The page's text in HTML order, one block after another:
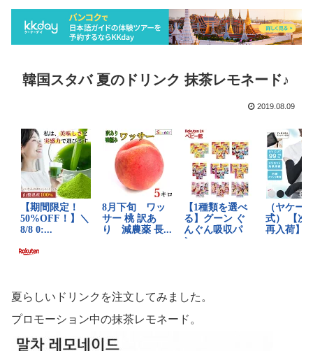
韓国スタバ 夏のドリンク 抹茶レモネード♪
2019.08.09
夏らしいドリンクを注文してみました。
プロモーション中の抹茶レモネード。